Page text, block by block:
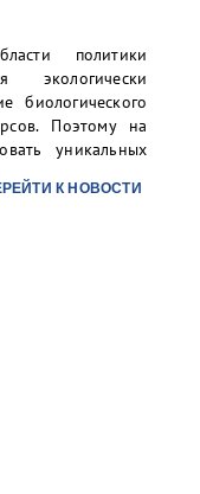
политики
экологически
биологического
Поэтому на
уникальных
комплекс, от
К НОВОСТИ